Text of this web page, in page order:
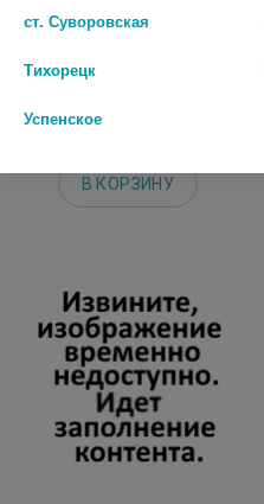
РИНОСТОП 0,1% 15МЛ. СПРЕЙ
125 руб.
В КОРЗИНУ
ст. Суворовская
Тихорецк
Успенское